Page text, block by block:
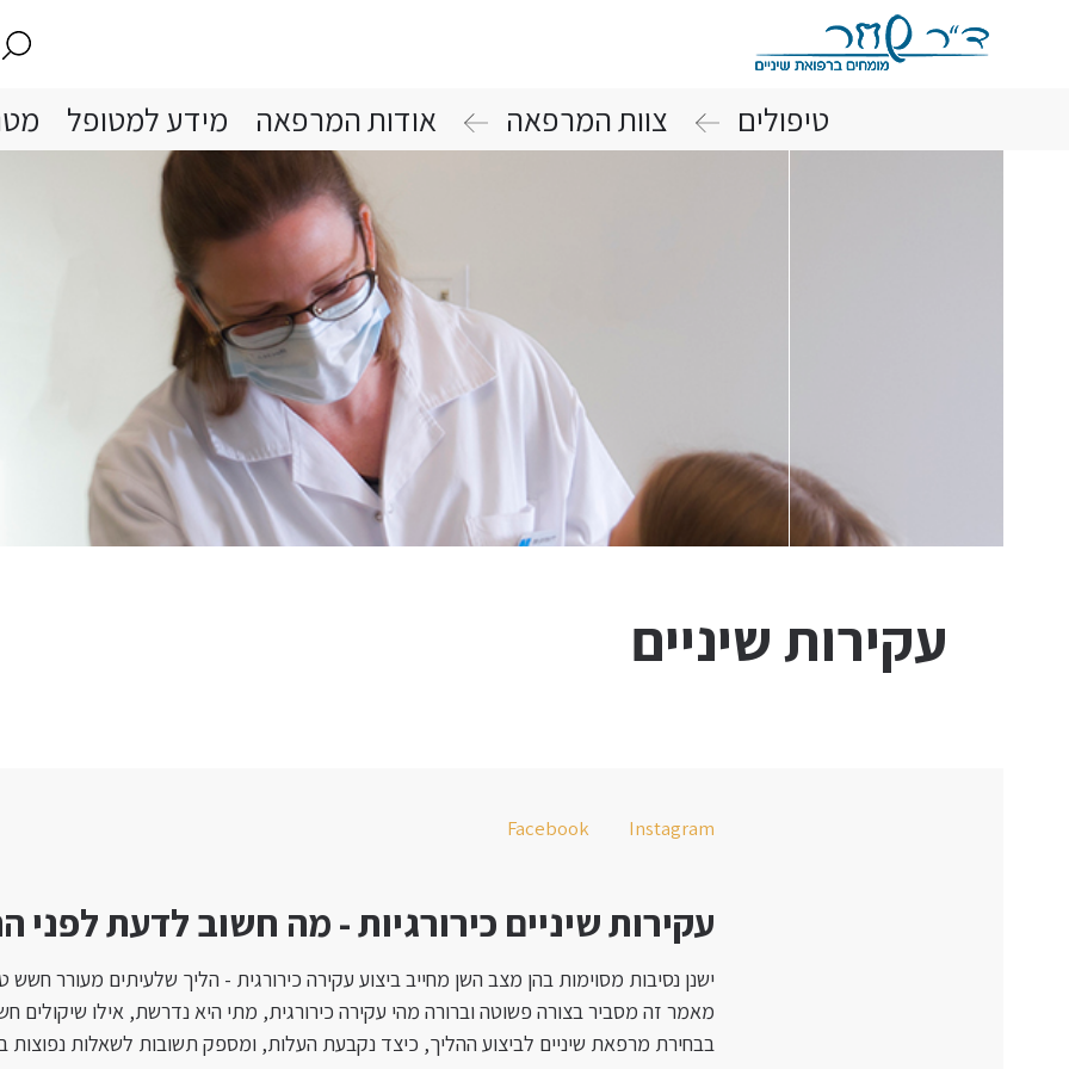
טיפולים צוות המרפאה אודות המרפאה מידע למטופל
עקירות שיניים
Instagram
Facebook
עקירות שיניים כירורגיות - מה חשוב לדעת לפני
ישנן נסיבות מסוימות בהן מצב השן מחייב ביצוע עקירה כירורגית - הליך שלעיתים מעורר
מאמר זה מסביר בצורה פשוטה וברורה מהי עקירה כירורגית, מתי היא נדרשת, אילו שיקולים
בבחירת מרפאת שיניים לביצוע ההליך, כיצד נקבעת העלות, ומספק תשובות לשאלות נפוצות